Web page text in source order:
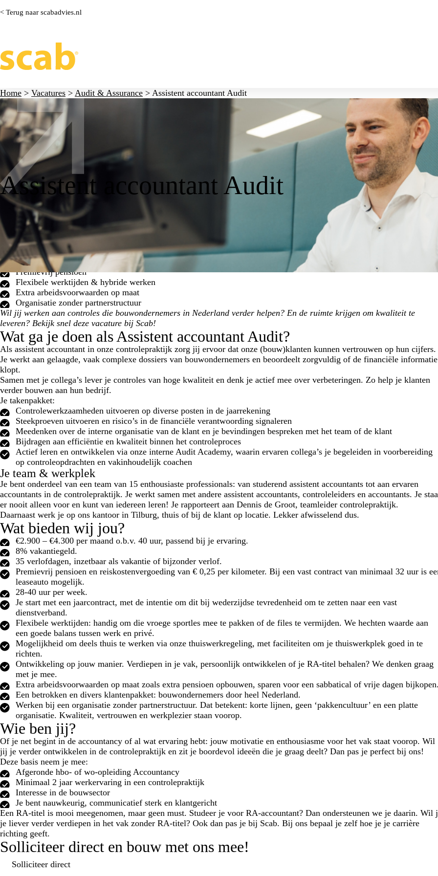
< Terug naar scabadvies.nl
Home > Vacatures > Audit & Assurance > Assistent accountant Audit
Assistent accountant Audit
35 verlofdagen
Premievrij pensioen
Flexibele werktijden & hybride werken
Extra arbeidsvoorwaarden op maat
Organisatie zonder partnerstructuur
Wil jij werken aan controles die bouwondernemers in Nederland verder helpen? En de ruimte krijgen om kwaliteit te
leveren? Bekijk snel deze vacature bij Scab!
Wat ga je doen als Assistent accountant Audit?
Als assistent accountant in onze controlepraktijk zorg jij ervoor dat onze (bouw)klanten kunnen vertrouwen op hun cijfers.
Je werkt aan gelaagde, vaak complexe dossiers van bouwondernemers en beoordeelt zorgvuldig of de financiële informatie
klopt.
Samen met je collega’s lever je controles van hoge kwaliteit en denk je actief mee over verbeteringen. Zo help je klanten
verder bouwen aan hun bedrijf.
Je takenpakket:
Controlewerkzaamheden uitvoeren op diverse posten in de jaarrekening
Steekproeven uitvoeren en risico’s in de financiële verantwoording signaleren
Meedenken over de interne organisatie van de klant en je bevindingen bespreken met het team of de klant
Bijdragen aan efficiëntie en kwaliteit binnen het controleproces
Actief leren en ontwikkelen via onze interne Audit Academy, waarin ervaren collega’s je begeleiden in voorbereiding
op controleopdrachten en vakinhoudelijk coachen
Je team & werkplek
Je bent onderdeel van een team van 15 enthousiaste professionals: van studerend assistent accountants tot aan ervaren
accountants in de controlepraktijk. Je werkt samen met andere assistent accountants, controleleiders en accountants. Je
er nooit alleen voor en kunt van iedereen leren! Je rapporteert aan Dennis de Groot, teamleider controlepraktijk.
Daarnaast werk je op ons kantoor in Tilburg, thuis of bij de klant op locatie. Lekker afwisselend dus.
Wat bieden wij jou?
€2.900 – €4.300 per maand o.b.v. 40 uur, passend bij je ervaring.
8% vakantiegeld.
35 verlofdagen, inzetbaar als vakantie of bijzonder verlof.
Premievrij pensioen en reiskostenvergoeding van € 0,25 per kilometer. Bij een vast contract van minimaal 32 uur is
leaseauto mogelijk.
28-40 uur per week.
Je start met een jaarcontract, met de intentie om dit bij wederzijdse tevredenheid om te zetten naar een vast
dienstverband.
Flexibele werktijden: handig om die vroege sportles mee te pakken of de files te vermijden. We hechten waarde aan
een goede balans tussen werk en privé.
Mogelijkheid om deels thuis te werken via onze thuiswerkregeling, met faciliteiten om je thuiswerkplek goed in te
richten.
Ontwikkeling op jouw manier. Verdiepen in je vak, persoonlijk ontwikkelen of je RA-titel behalen? We denken graag
met je mee.
Extra arbeidsvoorwaarden op maat zoals extra pensioen opbouwen, sparen voor een sabbatical of vrije dagen
Een betrokken en divers klantenpakket: bouwondernemers door heel Nederland.
Werken bij een organisatie zonder partnerstructuur. Dat betekent: korte lijnen, geen ‘pakkencultuur’ en een platte
organisatie. Kwaliteit, vertrouwen en werkplezier staan voorop.
Wie ben jij?
Of je net begint in de accountancy of al wat ervaring hebt: jouw motivatie en enthousiasme voor het vak staat voorop. Wil
jij je verder ontwikkelen in de controlepraktijk en zit je boordevol ideeën die je graag deelt? Dan pas je perfect bij ons!
Deze basis neem je mee:
Afgeronde hbo- of wo-opleiding Accountancy
Minimaal 2 jaar werkervaring in een controlepraktijk
Interesse in de bouwsector
Je bent nauwkeurig, communicatief sterk en klantgericht
Een RA-titel is mooi meegenomen, maar geen must. Studeer je voor RA-accountant? Dan ondersteunen we je daarin. Wil
je liever verder verdiepen in het vak zonder RA-titel? Ook dan pas je bij Scab. Bij ons bepaal je zelf hoe je je carrière
richting geeft.
Solliciteer direct en bouw met ons mee!
Solliciteer direct